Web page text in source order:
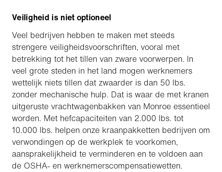
Veiligheid is niet optioneel
Veel bedrijven hebben te maken met steeds
strengere veiligheidsvoorschriften, vooral met
betrekking tot het tillen van zware voorwerpen. In
veel grote steden in het land mogen werknemers
wettelijk niets tillen dat zwaarder is dan 50 lbs.
zonder mechanische hulp. Dat is waar de met kranen
uitgeruste vrachtwagenbakken van Monroe essentieel
worden. Met hefcapaciteiten van 2.000 lbs. tot
10.000 lbs. helpen onze kraanpakketten bedrijven om
verwondingen op de werkplek te voorkomen,
aansprakelijkheid te verminderen en te voldoen aan
de OSHA- en werknemerscompensatiewetten.